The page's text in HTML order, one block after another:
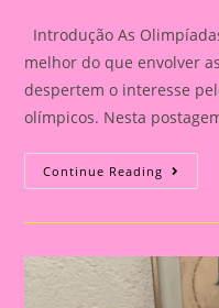
Introdução As
melhor do que envolver
despertem o interesse
olímpicos. Nesta
Continue Reading
Com